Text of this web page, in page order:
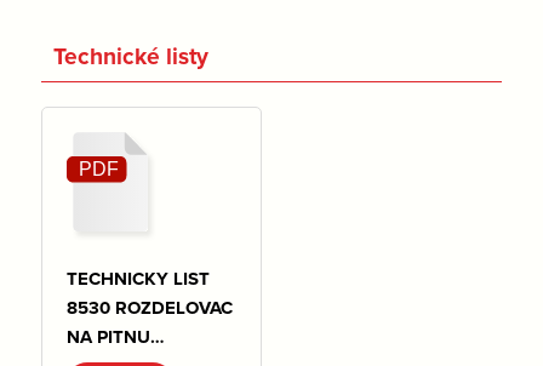
Technické listy
TECHNICKY LIST
8530 ROZDELOVAC
NA PITNU